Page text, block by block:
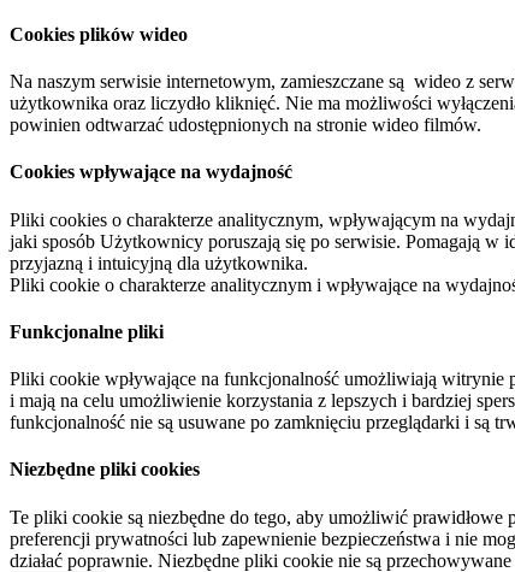
Cookies plików wideo
Na naszym serwisie internetowym, zamieszczane są wideo z
użytkownika oraz liczydło kliknięć. Nie ma możliwości
powinien odtwarzać udostępnionych na stronie wideo filmów.
Cookies wpływające na wydajność
Pliki cookies o charakterze analitycznym, wpływającym na
jaki sposób Użytkownicy poruszają się po serwisie. Pomagają
przyjazną i intuicyjną dla użytkownika.
Pliki cookie o charakterze analitycznym i wpływające na
Funkcjonalne pliki
Pliki cookie wpływające na funkcjonalność umożliwiają
i mają na celu umożliwienie korzystania z lepszych i bardziej
funkcjonalność nie są usuwane po zamknięciu przeglądarki i są
Niezbędne pliki cookies
Te pliki cookie są niezbędne do tego, aby umożliwić
preferencji prywatności lub zapewnienie bezpieczeństwa i nie
działać poprawnie. Niezbędne pliki cookie nie są